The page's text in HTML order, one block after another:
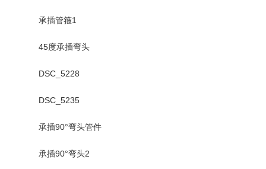
承插管箍1
45度承插弯头
DSC_5228
DSC_5235
承插90°弯头管件
承插90°弯头2